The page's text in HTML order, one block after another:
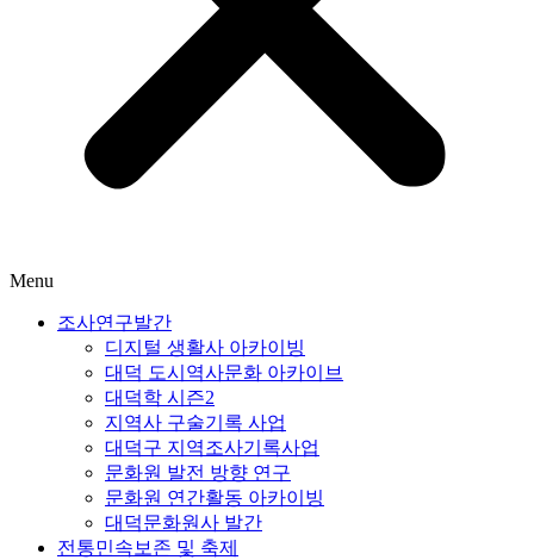
Menu
조사연구발간
디지털 생활사 아카이빙
대덕 도시역사문화 아카이브
대덕학 시즌2
지역사 구술기록 사업
대덕구 지역조사기록사업
문화원 발전 방향 연구
문화원 연간활동 아카이빙
대덕문화원사 발간
전통민속보존 및 축제